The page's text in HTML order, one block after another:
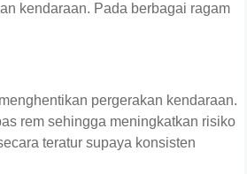
kendaraan. Pada berbagai ragam
pergerakan kendaraan.
rem sehingga meningkatkan risiko
teratur supaya konsisten